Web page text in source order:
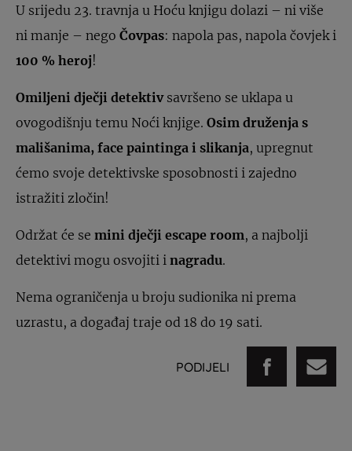
U srijedu 23. travnja u Hoću knjigu dolazi – ni više
ni manje – nego Čovpas: napola pas, napola čovjek i
100 % heroj!
Omiljeni dječji detektivsavršeno se uklapa u
ovogodišnju temu Noći knjige. Osim druženja s
mališanima, face paintinga i slikanja, upregnut
ćemo svoje detektivske sposobnosti i zajedno
istražiti zločin!
Održat će se mini dječji escape room, a najbolji
detektivi mogu osvojiti i nagradu.
Nema ograničenja u broju sudionika ni prema
uzrastu, a događaj traje od 18 do 19 sati.
PODIJELI